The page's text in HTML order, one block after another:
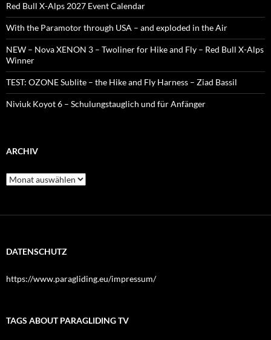
Red Bull X-Alps 2027 Event Calendar
With the Paramotor through USA – and exploded in the Air
NEW – Nova XENON 3 – Twoliner for Hike and Fly – Red Bull X-Alps
Winner
TEST: OZONE Sublite – the Hike and Fly Harness – Ziad Bassil
Niviuk Koyot 6 – Schulungstauglich und für Anfänger
ARCHIV
Archiv
DATENSCHUTZ
https://www.paragliding.eu/impressum/
TAGS ABOUT PARAGLIDING TV